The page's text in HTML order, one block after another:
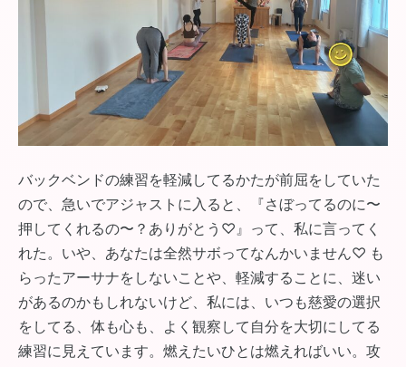
バックベンドの練習を軽減してるかたが前屈をしていた
ので、急いでアジャストに入ると、『さぼってるのに〜
押してくれるの〜？ありがとう♡』って、私に言ってく
れた。いや、あなたは全然サボってなんかいません♡ も
らったアーサナをしないことや、軽減することに、迷い
があるのかもしれないけど、私には、いつも慈愛の選択
をしてる、体も心も、よく観察して自分を大切にしてる
練習に見えています。燃えたいひとは燃えればいい。攻